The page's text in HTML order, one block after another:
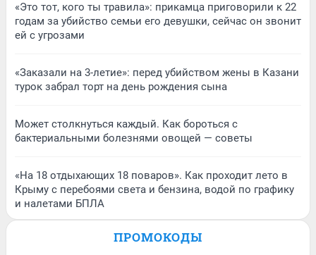
«Это тот, кого ты травила»: прикамца приговорили к 22
годам за убийство семьи его девушки, сейчас он звонит
ей с угрозами
«Заказали на 3-летие»: перед убийством жены в Казани
турок забрал торт на день рождения сына
Может столкнуться каждый. Как бороться с
бактериальными болезнями овощей — советы
«На 18 отдыхающих 18 поваров». Как проходит лето в
Крыму с перебоями света и бензина, водой по графику
и налетами БПЛА
ПРОМОКОДЫ